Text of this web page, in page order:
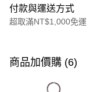
付款與運送方式
超取滿NT$1,000免運
信用卡一次付款
信用卡分期付款
商品加價購 (6)